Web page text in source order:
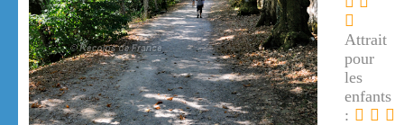
Attrait
pour
les
enfants
: